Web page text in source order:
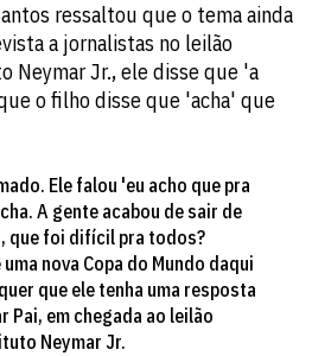
ressaltou que o tema ainda
a jornalistas no leilão
Neymar Jr., ele disse que 'a
o filho disse que 'acha' que
Ele falou 'eu acho que pra
A gente acabou de sair de
que foi difícil pra todos?
nova Copa do Mundo daqui
que ele tenha uma resposta
Pai, em chegada ao leilão
Neymar Jr.